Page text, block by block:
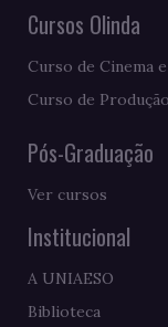
Cursos Olinda
Curso de Cinema
Curso de
Pós-Graduação
Ver cursos
Institucional
A UNIAESO
Biblioteca